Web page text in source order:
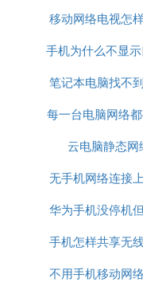
1、使用其他手机或
除WiFi本身问题。
厂设置，然后重新
置WiFi，或者更换
3、联系一下宽带客
如欠费，充值一下
4、如WiFi名字包含
理
移动网络电视怎
原来模式
手机为什么不显
络怎么回事啊
笔记本电脑找不
适配器怎么
每一台电脑网络
吗
云电脑静态网
无手机网络连接
不了网
华为手机没停机
网络
手机怎样共享无
连接电脑连接不
不用手机移动网